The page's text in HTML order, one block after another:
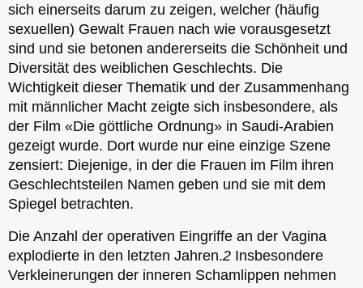
sich einerseits darum zu zeigen, welcher (häufig
sexuellen) Gewalt Frauen nach wie vorausgesetzt
sind und sie betonen andererseits die Schönheit und
Diversität des weiblichen Geschlechts. Die
Wichtigkeit dieser Thematik und der Zusammenhang
mit männlicher Macht zeigte sich insbesondere, als
der Film «Die göttliche Ordnung» in Saudi-Arabien
gezeigt wurde. Dort wurde nur eine einzige Szene
zensiert: Diejenige, in der die Frauen im Film ihren
Geschlechtsteilen Namen geben und sie mit dem
Spiegel betrachten.
Die Anzahl der operativen Eingriffe an der Vagina
explodierte in den letzten Jahren.2 Insbesondere
Verkleinerungen der inneren Schamlippen nehmen